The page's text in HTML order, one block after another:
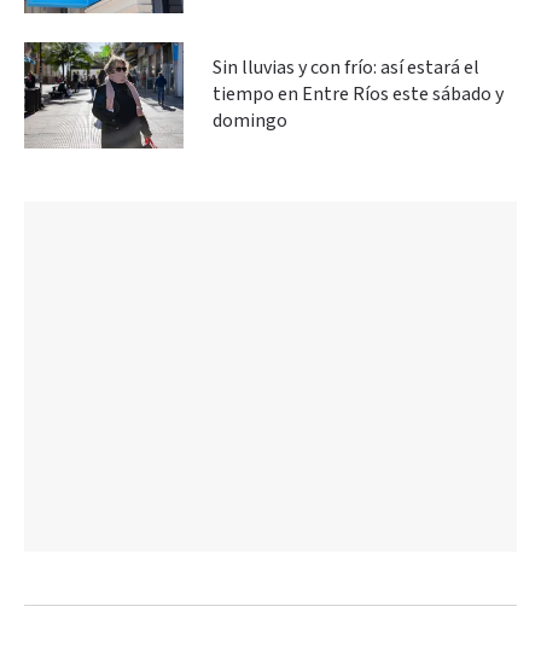
Sin lluvias y con frío: así estará el
tiempo en Entre Ríos este sábado y
domingo